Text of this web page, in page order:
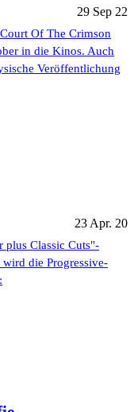
29 Sep 22
Of The Crimson
in die Kinos. Auch
Veröffentlichung
23 Apr. 20
plus Classic Cuts"-
wird die Progressive-